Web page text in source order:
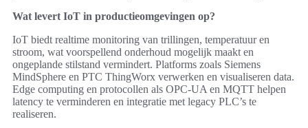
Wat levert IoT in productieomgevingen op?
IoT biedt realtime monitoring van trillingen, temperatuur en
stroom, wat voorspellend onderhoud mogelijk maakt en
ongeplande stilstand vermindert. Platforms zoals Siemens
MindSphere en PTC ThingWorx verwerken en visualiseren data.
Edge computing en protocollen als OPC-UA en MQTT helpen
latency te verminderen en integratie met legacy PLC’s te
realiseren.